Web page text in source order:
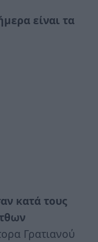
είναι τα
κατά τους
Γρατιανού